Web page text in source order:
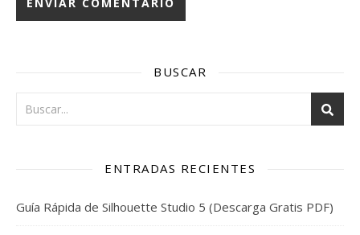
BUSCAR
ENTRADAS RECIENTES
Guía Rápida de Silhouette Studio 5 (Descarga Gratis PDF)